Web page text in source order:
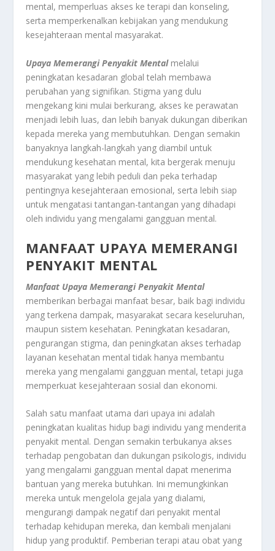
mental, memperluas akses ke terapi dan konseling,
serta memperkenalkan kebijakan yang mendukung
kesejahteraan mental masyarakat.
Upaya Memerangi Penyakit Mental melalui
peningkatan kesadaran global telah membawa
perubahan yang signifikan. Stigma yang dulu
mengekang kini mulai berkurang, akses ke perawatan
menjadi lebih luas, dan lebih banyak dukungan diberikan
kepada mereka yang membutuhkan. Dengan semakin
banyaknya langkah-langkah yang diambil untuk
mendukung kesehatan mental, kita bergerak menuju
masyarakat yang lebih peduli dan peka terhadap
pentingnya kesejahteraan emosional, serta lebih siap
untuk mengatasi tantangan-tantangan yang dihadapi
oleh individu yang mengalami gangguan mental.
MANFAAT UPAYA MEMERANGI
PENYAKIT MENTAL
Manfaat Upaya Memerangi Penyakit Mental
memberikan berbagai manfaat besar, baik bagi individu
yang terkena dampak, masyarakat secara keseluruhan,
maupun sistem kesehatan. Peningkatan kesadaran,
pengurangan stigma, dan peningkatan akses terhadap
layanan kesehatan mental tidak hanya membantu
mereka yang mengalami gangguan mental, tetapi juga
memperkuat kesejahteraan sosial dan ekonomi.
Salah satu manfaat utama dari upaya ini adalah
peningkatan kualitas hidup bagi individu yang menderita
penyakit mental. Dengan semakin terbukanya akses
terhadap pengobatan dan dukungan psikologis, individu
yang mengalami gangguan mental dapat menerima
bantuan yang mereka butuhkan. Ini memungkinkan
mereka untuk mengelola gejala yang dialami,
mengurangi dampak negatif dari penyakit mental
terhadap kehidupan mereka, dan kembali menjalani
hidup yang produktif. Pemberian terapi atau obat yang